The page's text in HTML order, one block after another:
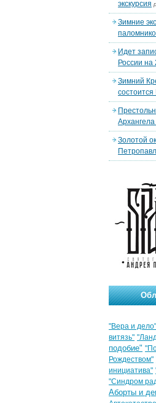
экскурсия
Зимние
Идет
России на
Зимний
состоится
Золотой
"Вера и дело"
витязь"
подобие"
Рождеством"
инициатива"
"Синдром
Аборты и